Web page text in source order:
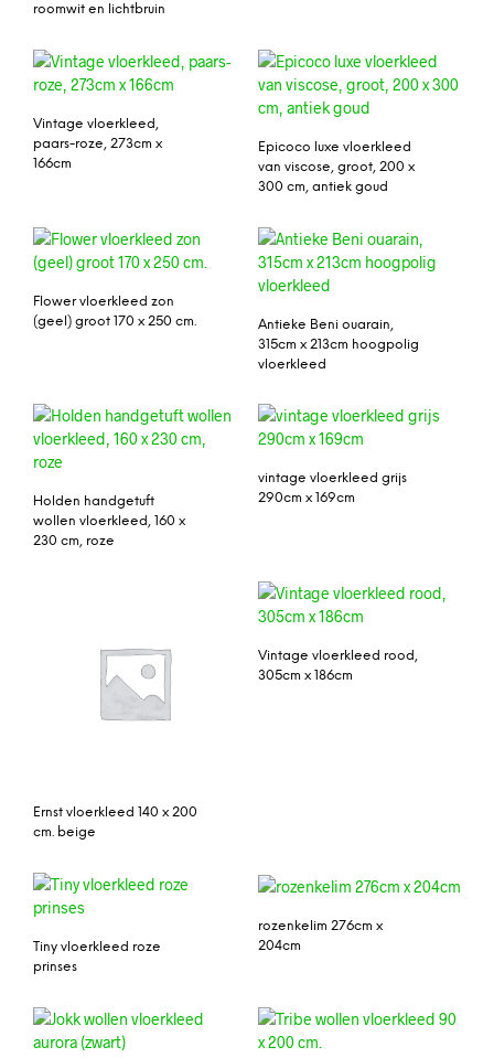
roomwit en lichtbruin
Vintage vloerkleed,
paars-roze, 273cm x
166cm
Epicoco luxe vloerkleed
van viscose, groot, 200 x
300 cm, antiek goud
Flower vloerkleed zon
(geel) groot 170 x 250 cm.
Antieke Beni ouarain,
315cm x 213cm hoogpolig
vloerkleed
Holden handgetuft
wollen vloerkleed, 160 x
230 cm, roze
vintage vloerkleed grijs
290cm x 169cm
Ernst vloerkleed 140 x 200
cm. beige
Vintage vloerkleed rood,
305cm x 186cm
Tiny vloerkleed roze
prinses
rozenkelim 276cm x
204cm